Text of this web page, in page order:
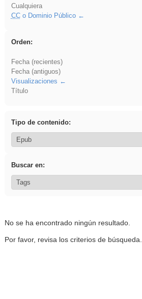
Cualquiera
CCo Dominio Público
Orden:
Fecha (recientes)
Fecha (antiguos)
Visualizaciones
Título
Tipo de contenido:
Buscar en:
No se ha encontrado ningún resultado.
Por favor, revisa los criterios de búsqueda.